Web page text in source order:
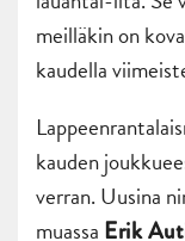
meilläkin on
kaudella
kauden
verran. Uusina
muassa Erik